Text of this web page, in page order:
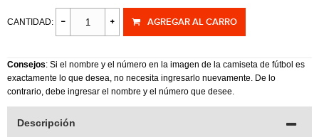
CANTIDAD: AGREGAR AL CARRO
Consejos: Si el nombre y el número en la imagen de la camiseta de fútbol es
exactamente lo que desea, no necesita ingresarlo nuevamente. De lo
contrario, debe ingresar el nombre y el número que desee.
Descripción